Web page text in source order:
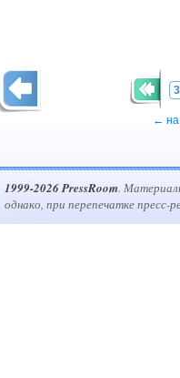
← на
1999-2026 PressRoom.
однако, при перепечатке пресс-